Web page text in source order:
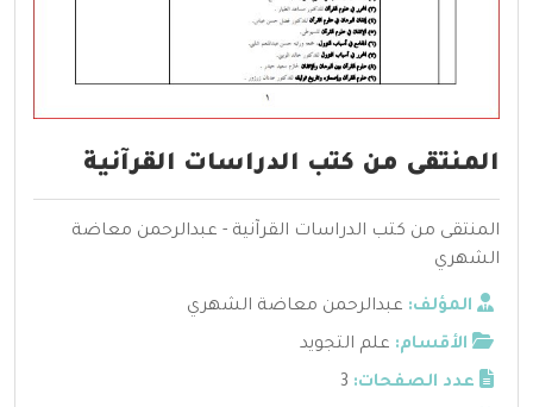
المنتقى من كتب الدراسات القرآنية
المنتقى من كتب الدراسات القرآنية - عبدالرحمن معاضة
الشهري
المؤلف: عبدالرحمن معاضة الشهري
الأقسام: علم التجويد
عدد الصفحات: 3